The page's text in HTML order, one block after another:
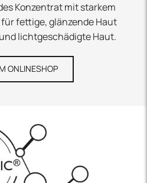
Konzentrat mit starkem
fettige, glänzende Haut
lichtgeschädigte Haut.
ONLINESHOP